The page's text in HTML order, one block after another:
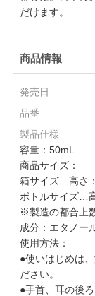
だけます。
商品情報
発売日
品番
製品仕様
容量：50mL
商品サイズ：
箱サイズ…高さ
ボトルサイズ…
※製造の都合上
成分：エタノー
使用方法：
●使いはじめは
ださい。
●手首、耳の後